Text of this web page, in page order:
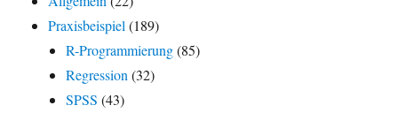
Praxisbeispiel (189)
R-Programmierung(85)
Regression (32)
SPSS (43)